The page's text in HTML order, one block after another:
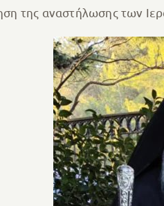
της αναστήλωσης των